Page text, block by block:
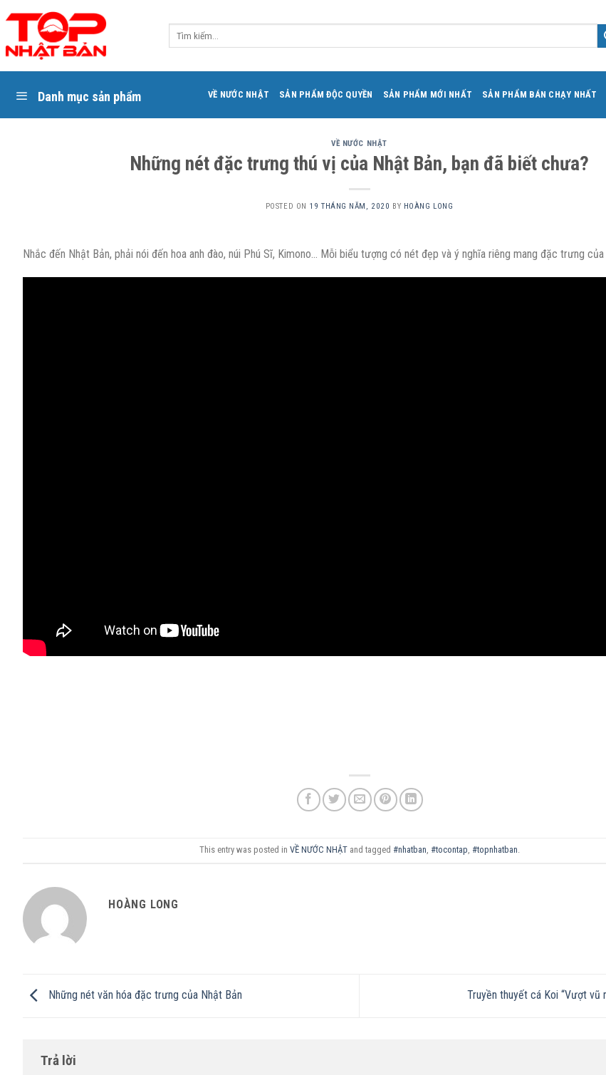
to
content
Danh mục sản phẩm VỀ NƯỚC NHẬT SẢN PHẨM ĐỘC QUYỀN SẢN PHẨM MỚI NHẤT SẢN PHẨM BÁN CHẠY NHẤT
VỀ NƯỚC NHẬT
Những nét đặc trưng thú vị của Nhật Bản, bạn đã biết chưa?
POSTED ON 19 THÁNG NĂM, 2020 BY HOÀNG LONG
Nhắc đến Nhật Bản, phải nói đến hoa anh đào, núi Phú Sĩ, Kimono… Mỗi biểu tượng có nét đẹp và ý nghĩa riêng mang đặc trưng của
This entry was posted in VỀ NƯỚC NHẬTand tagged #nhatban, #tocontap, #topnhatban.
HOÀNG LONG
Những nét văn hóa đặc trưng của Nhật Bản Truyền thuyết cá Koi “Vượt vũ
Trả lời